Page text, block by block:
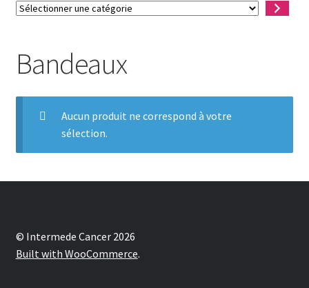
Boutique
Carte cadeau
Conditions Générales de Vente
Gift Card Balance
Bandeaux
Aucun produit ne correspond à votre
sélection.
Sélectionner
© Intermede Cancer 2026
Built with WooCommerce.